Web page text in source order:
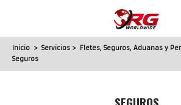
Inicio > Servicios > Fletes, Seguros, Aduanas y
Seguros